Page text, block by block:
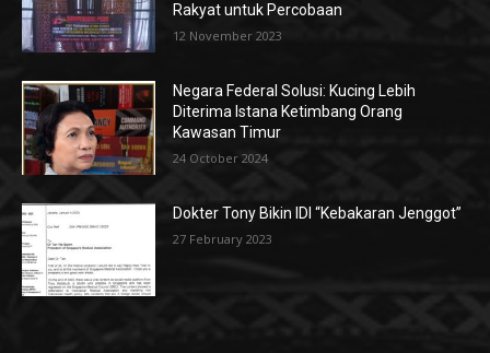
Rakyat untuk Percobaan
12 November 2023
Negara Federal Solusi: Kucing Lebih
Diterima Istana Ketimbang Orang
Kawasan Timur
24 October 2024
Dokter Tony Bikin IDI “Kebakaran Jenggot”
27 February 2023